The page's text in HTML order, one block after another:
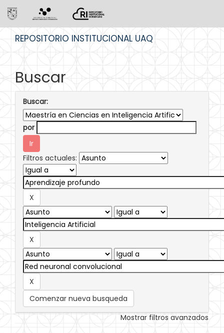
REPOSITORIO INSTITUCIONAL UAQ
Buscar
Buscar:
por
Filtros actuales:
Comenzar nueva busqueda
Mostrar filtros avanzados